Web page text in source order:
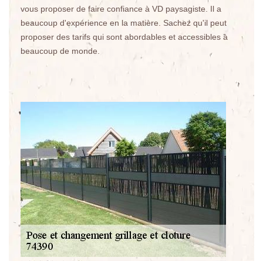
vous proposer de faire confiance à VD paysagiste. Il a
beaucoup d'expérience en la matière. Sachez qu'il peut
proposer des tarifs qui sont abordables et accessibles à
beaucoup de monde.